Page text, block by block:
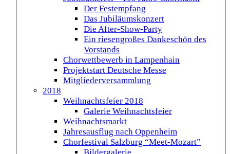
Der Festempfang
Das Jubiläumskonzert
Die After-Show-Party
Ein riesengroßes Dankeschön des
Vorstands
Chorwettbewerb in Lampenhain
Projektstart Deutsche Messe
Mitgliederversammlung
2018
Weihnachtsfeier 2018
Galerie Weihnachtsfeier
Weihnachtsmarkt
Jahresausflug nach Oppenheim
Chorfestival Salzburg “Meet-Mozart”